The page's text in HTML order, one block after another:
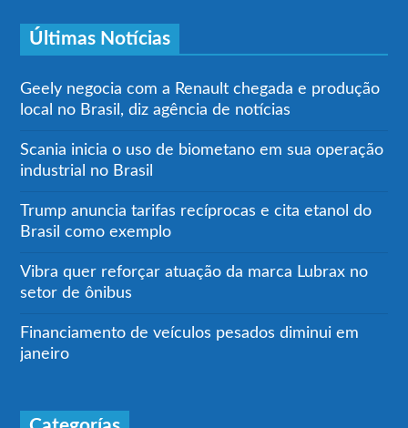
Últimas Notícias
Geely negocia com a Renault chegada e produção
local no Brasil, diz agência de notícias
Scania inicia o uso de biometano em sua operação
industrial no Brasil
Trump anuncia tarifas recíprocas e cita etanol do
Brasil como exemplo
Vibra quer reforçar atuação da marca Lubrax no
setor de ônibus
Financiamento de veículos pesados diminui em
janeiro